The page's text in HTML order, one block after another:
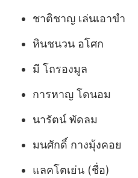
ชาติชาญ เล่นเอาขำ
หินชนวน อโศก
มี โถรองมูล
การหาญ โดนอม
นารัตน์ พัดลม
มนศักดิ์ กางมุ้งคอย
แลคโตเย่น (ชื่อ)